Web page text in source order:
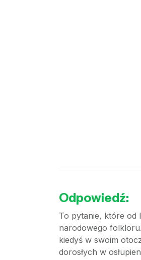
Odpowiedź:
To pytanie, które od
narodowego
kiedyś w swoim
dorosłych w